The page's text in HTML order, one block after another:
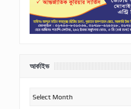
আর্কাইভ
আর্কাইভ